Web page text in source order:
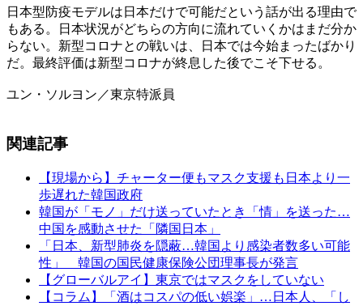
日本型防疫モデルは日本だけで可能だという話が出る理由で
もある。日本状況がどちらの方向に流れていくかはまだ分か
らない。新型コロナとの戦いは、日本では今始まったばかり
だ。最終評価は新型コロナが終息した後でこそ下せる。
ユン・ソルヨン／東京特派員
関連記事
【現場から】チャーター便もマスク支援も日本より一
歩遅れた韓国政府
韓国が「モノ」だけ送っていたとき「情」を送った…
中国を感動させた「隣国日本」
「日本、新型肺炎を隠蔽…韓国より感染者数多い可能
性」 韓国の国民健康保険公団理事長が発言
【グローバルアイ】東京ではマスクをしていない
【コラム】「酒はコスパの低い娯楽」…日本人、「し